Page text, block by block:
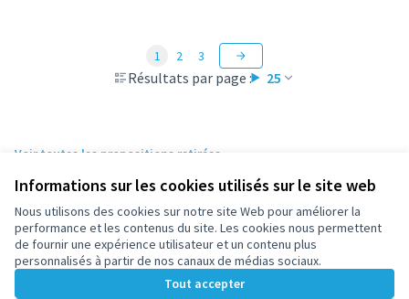
Informations sur les cookies utilisés sur le site web
Nous utilisons des cookies sur notre site Web pour améliorer la
performance et les contenus du site. Les cookies nous permettent
de fournir une expérience utilisateur et un contenu plus
personnalisés à partir de nos canaux de médias sociaux.
Tout accepter
Résultats par page : 25
1 2 3
Voir toutes les propositions retirées
Conditions d'utilisation
Paramètres des cookies
participez.nanterre.fr sur X
(Lien externe)
participez.nanterre.fr sur Facebook
participez.nanterre.fr sur Instagram
participez.nanterre.fr sur YouTube
(Lien externe)
participez.nanterre.fr sur GitHub
(Lien externe)